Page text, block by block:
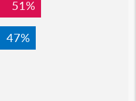
51%
47%